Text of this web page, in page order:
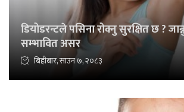
डियोडरन्टले पसिना रोक्नु सुरक्षित छ ?
सम्भावित असर
बिहीबार, साउन ७, २०८३